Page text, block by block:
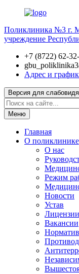
Поликлиника №3 г.
учреждение
+7 (8722) 62-
Адрес и
Версия для
Меню
Главная
О поликлинике
О нас
Режим
Новости
Устав
Лицензии
Вакансии